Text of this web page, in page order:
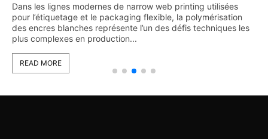
Dans les lignes modernes de narrow web printing utilisées
pour l’étiquetage et le packaging flexible, la polymérisation
des encres blanches représente l’un des défis techniques les
plus complexes en production...
READ MORE